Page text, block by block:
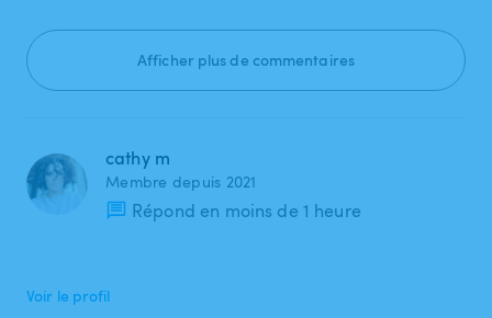
Afficher plus de commentaires
cathy m
Membre depuis 2021
Répond en moins de 1 heure
Voir le profil